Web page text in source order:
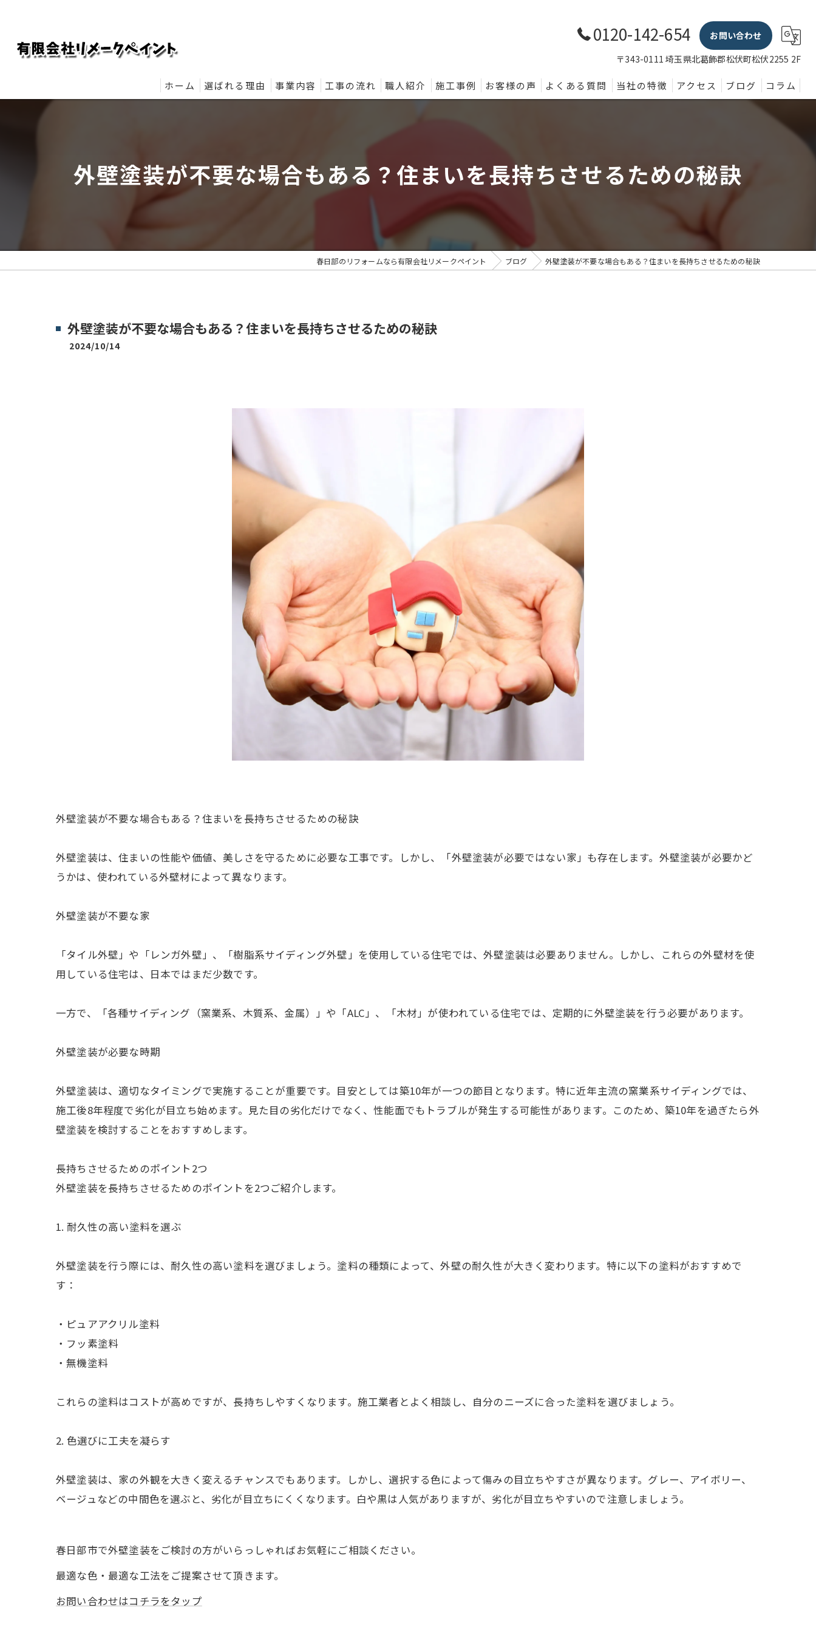
0120-142-654
お問い合わせ
〒343-0111 埼玉県北葛飾郡松伏町松伏2255 2F
ホーム 選ばれる理由 事業内容 工事の流れ 職人紹介 施工事例 お客様の声 よくある質問 当社の特徴
内装
アクセス ブログ コラム
外壁塗装が不要な場合もある？住まいを長持ちさせるための秘訣
春日部のリフォームなら有限会社リメークペイント ブログ 外壁塗装が不要な場合もある？住まいを長持ちさせるための秘訣
外壁塗装が不要な場合もある？住まいを長持ちさせるための秘訣
2024/10/14
外壁塗装が不要な場合もある？住まいを長持ちさせるための秘訣
外壁塗装は、住まいの性能や価値、美しさを守るために必要な工事です。しかし、「外壁塗装が必要ではない家」も存在します。外壁塗装が必要かど
うかは、使われている外壁材によって異なります。
外壁塗装が不要な家
「タイル外壁」や「レンガ外壁」、「樹脂系サイディング外壁」を使用している住宅では、外壁塗装は必要ありません。しかし、これらの外壁材を使
用している住宅は、日本ではまだ少数です。
一方で、「各種サイディング（窯業系、木質系、金属）」や「ALC」、「木材」が使われている住宅では、定期的に外壁塗装を行う必要があります。
外壁塗装が必要な時期
外壁塗装は、適切なタイミングで実施することが重要です。目安としては築10年が一つの節目となります。特に近年主流の窯業系サイディングでは、
施工後8年程度で劣化が目立ち始めます。見た目の劣化だけでなく、性能面でもトラブルが発生する可能性があります。このため、築10年を過ぎたら外
壁塗装を検討することをおすすめします。
長持ちさせるためのポイント2つ
外壁塗装を長持ちさせるためのポイントを2つご紹介します。
1. 耐久性の高い塗料を選ぶ
外壁塗装を行う際には、耐久性の高い塗料を選びましょう。塗料の種類によって、外壁の耐久性が大きく変わります。特に以下の塗料がおすすめで
す：
・ピュアアクリル塗料
・フッ素塗料
・無機塗料
これらの塗料はコストが高めですが、長持ちしやすくなります。施工業者とよく相談し、自分のニーズに合った塗料を選びましょう。
2. 色選びに工夫を凝らす
外壁塗装は、家の外観を大きく変えるチャンスでもあります。しかし、選択する色によって傷みの目立ちやすさが異なります。グレー、アイボリー、
ベージュなどの中間色を選ぶと、劣化が目立ちにくくなります。白や黒は人気がありますが、劣化が目立ちやすいので注意しましょう。
春日部市で外壁塗装をご検討の方がいらっしゃればお気軽にご相談ください。
最適な色・最適な工法をご提案させて頂きます。
お問い合わせはコチラをタップ